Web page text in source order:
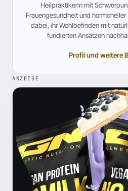
Heilpraktikerin mit
Frauengesundheit und
dabei, ihr Wohlbefinden mit
fundierten Ansätzen
Profil und weitere
ANZEIGE